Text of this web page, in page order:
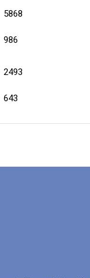
5868
986
2493
643